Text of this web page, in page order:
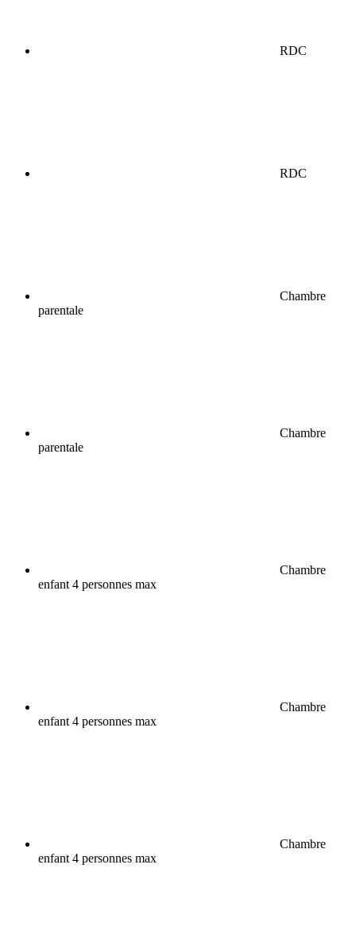
RDC
RDC
Chambre
parentale
Chambre
parentale
Chambre
enfant 4 personnes max
Chambre
enfant 4 personnes max
Chambre
enfant 4 personnes max